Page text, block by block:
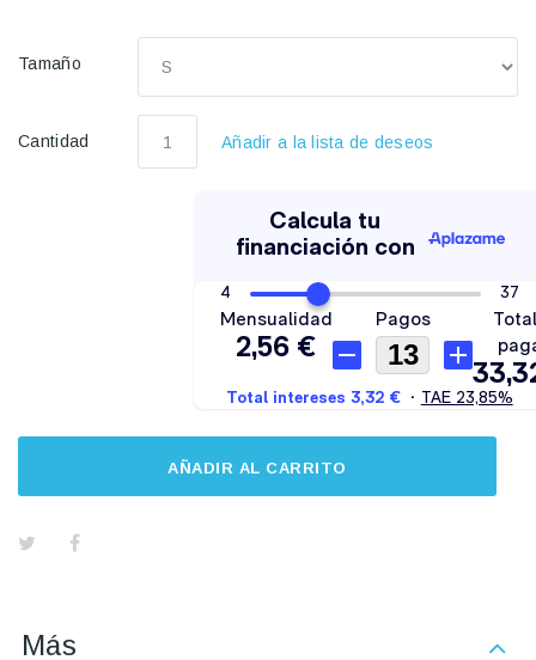
Tamaño
Cantidad Añadir a la lista de deseos
AÑADIR AL CARRITO
Más